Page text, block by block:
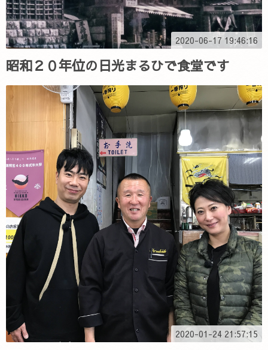
2020-06-17 19:46:16
昭和２０年位の日光まるひで食堂です
2020-01-24 21:57:15